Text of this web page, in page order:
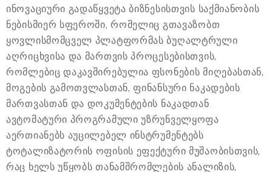
ინოვაციური გადაწყვეტა ბიზნესისთვის საქმიანობის
ნებისმიერ სფეროში, რომელიც გთავაზობთ
ყოვლისმომცველ პლატფორმას ბუღალტრული
აღრიცხვისა და მართვის პროცესებისთვის,
რომლებიც დაკავშირებულია ფსონების მიღებასთან,
მოგების გამოთვლასთან, ფინანსური ნაკადების
მართვასთან და დოკუმენტების ნაკადთან.
ავტომატური პროგრამული უზრუნველყოფა
აერთიანებს აუცილებელ ინსტრუმენტებს
ტოტალიზატორის ოფისის ეფექტური მუშაობისთვის,
რაც ხელს უწყობს თანამშრომლების ანალიზის,